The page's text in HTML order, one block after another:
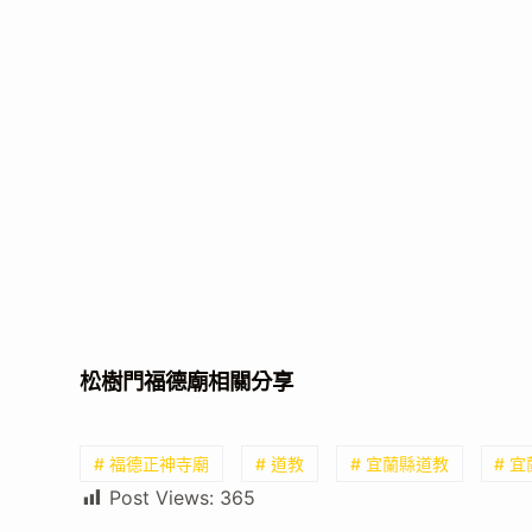
松樹門福德廟相關分享
# 福德正神寺廟 # 道教 # 宜蘭縣道教 # 宜
Post Views: 365